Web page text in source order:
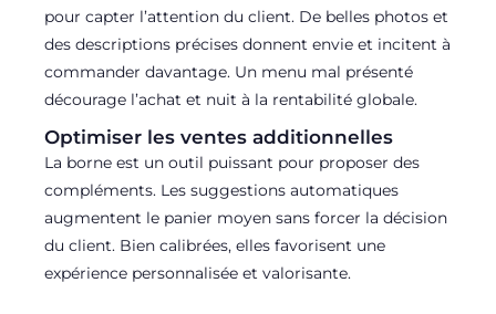
pour capter l’attention du client. De belles photos et
des descriptions précises donnent envie et incitent à
commander davantage. Un menu mal présenté
décourage l’achat et nuit à la rentabilité globale.
Optimiser les ventes additionnelles
La borne est un outil puissant pour proposer des
compléments. Les suggestions automatiques
augmentent le panier moyen sans forcer la décision
du client. Bien calibrées, elles favorisent une
expérience personnalisée et valorisante.